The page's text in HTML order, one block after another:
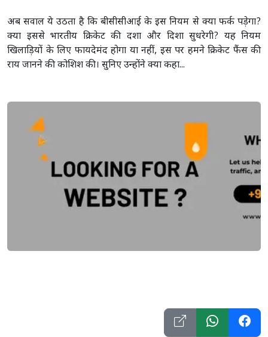
अब सवाल ये उठता है कि बीसीसीआई के इस नियम से क्या फर्क पड़ेगा?
क्या इससे भारतीय क्रिकेट की दशा और दिशा सुधरेगी? यह नियम
खिलाड़ियों के लिए फायदेमंद होगा या नहीं, इस पर हमने क्रिकेट फैंस की
राय जानने की कोशिश की। सुनिए उन्होंने क्या कहा...